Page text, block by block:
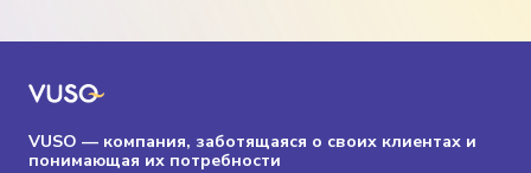
VUSO — компания, заботящаяся о своих клиентах и
понимающая их потребности